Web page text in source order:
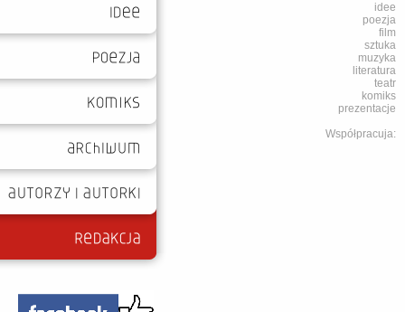
idee
poezja
film
sztuka
muzyka
literatura
teatr
komiks
prezentacje
Współpracuja: